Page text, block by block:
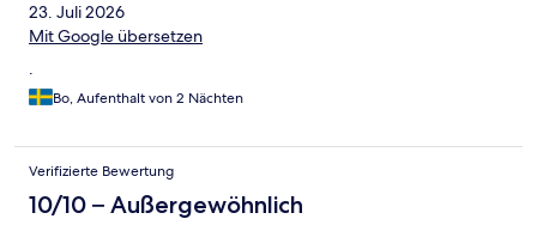
23. Juli 2026
Mit Google übersetzen
.
Bo, Aufenthalt von 2 Nächten
Verifizierte Bewertung
10/10 – Außergewöhnlich